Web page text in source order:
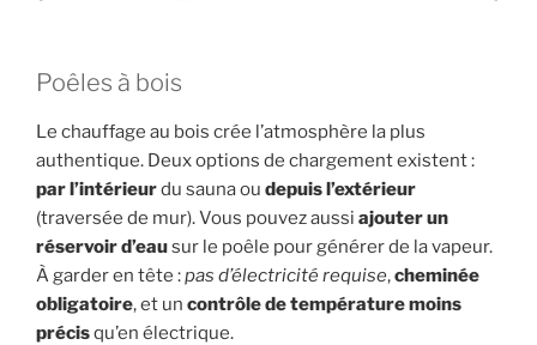
Poêles à bois
Le chauffage au bois crée l’atmosphère la plus
authentique. Deux options de chargement existent :
par l’intérieurdu sauna ou depuis l’extérieur
(traversée de mur). Vous pouvez aussi ajouter un
réservoir d’eausur le poêle pour générer de la vapeur.
À garder en tête :pas d’électricité requise,cheminée
obligatoire, et un contrôle de température moins
précisqu’en électrique.